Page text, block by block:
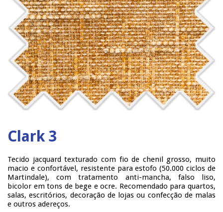
Clark 3
Tecido jacquard texturado com fio de chenil grosso, muito
macio e confortável, resistente para estofo (50.000 ciclos de
Martindale), com tratamento anti-mancha, falso liso,
bicolor em tons de bege e ocre. Recomendado para quartos,
salas, escritórios, decoração de lojas ou confecção de malas
e outros adereços.